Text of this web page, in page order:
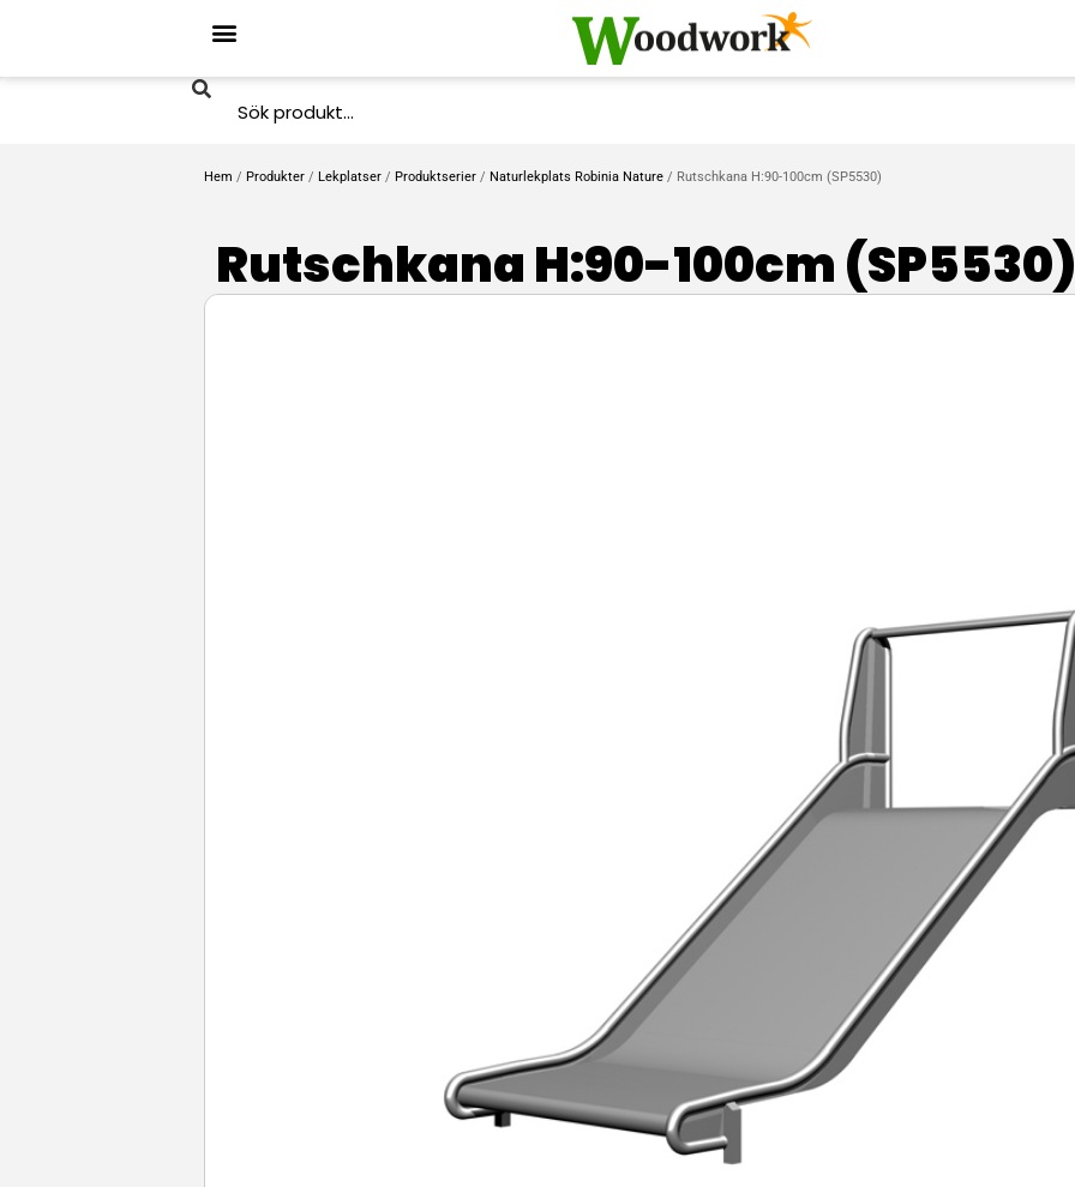
Hem / Produkter / Lekplatser / Produktserier / Naturlekplats Robinia Nature / Rutschkana H:90-100cm (SP5530)
Rutschkana H:90-100cm (SP5530)